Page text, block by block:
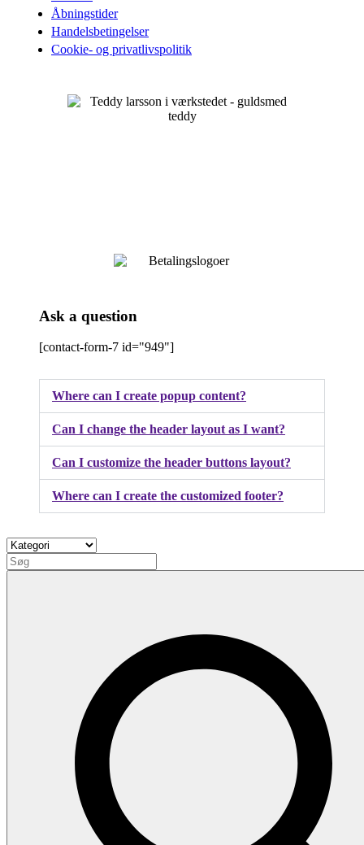
Åbningstider
Handelsbetingelser
Cookie- og privatlivspolitik
Ask a question
[contact-form-7 id="949"]
Where can I create popup content?
Can I change the header layout as I want?
Can I customize the header buttons layout?
Where can I create the customized footer?